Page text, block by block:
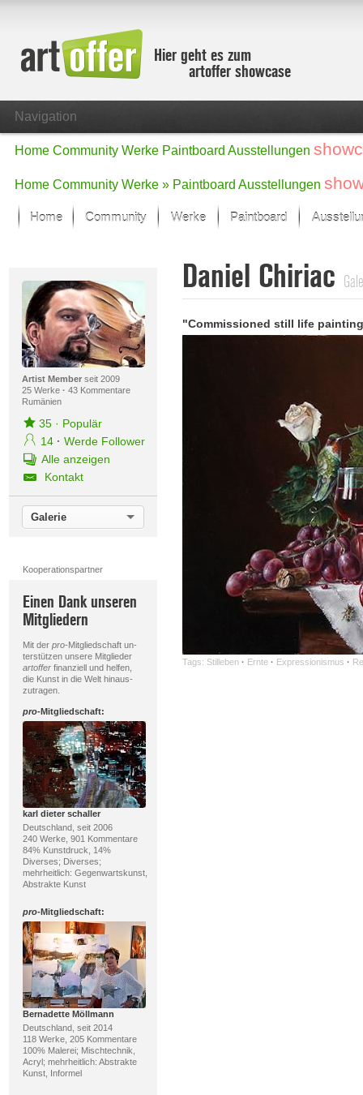
Hier geht es zum
artoffer showcase
Navigation
Home Community Werke Paintboard Ausstellungen
Home Community Werke » Paintboard Ausstellungen
Home Community Werke
Der letzte Monat im Fokus
Alle Fokus-Werke
Fokus-Werke
Paintboard
Artist Memberseit 2009
25 Werke · 43 Kommentare
Rumänien
35· Populär
14 · Werde Follower
Alle anzeigen
Kontakt
Galerie
Kooperationspartner
Einen Dank unseren
Mitgliedern
Mit der pro-Mitgliedschaft un-
terstützen unsere Mitglieder
artofferfinanziell und helfen,
die Kunst in die Welt hinaus-
zutragen.
pro-Mitgliedschaft:
karl dieter schaller
Deutschland, seit 2006
240 Werke, 901 Kommentare
84% Kunstdruck, 14%
Diverses; Diverses;
mehrheitlich: Gegenwartskunst,
Abstrakte Kunst
pro-Mitgliedschaft:
Bernadette Möllmann
Deutschland, seit 2014
118 Werke, 205 Kommentare
100% Malerei; Mischtechnik,
Acryl; mehrheitlich: Abstrakte
Kunst, Informel
Daniel Chiriac
"Commissioned still life
Tags: Stilleben · Ernte · Expressionismus ·